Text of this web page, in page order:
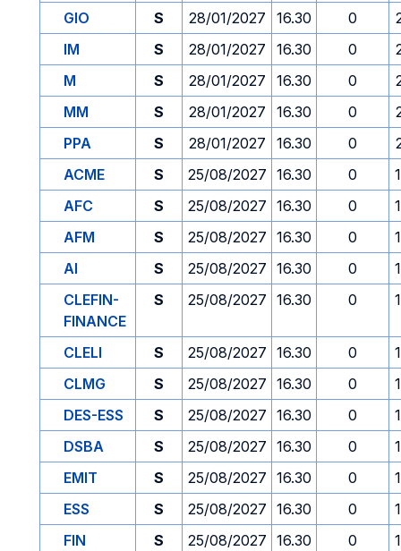
GIO
S 28/01/2027 16.30 0
IM
S 28/01/2027 16.30 0
M
S 28/01/2027 16.30 0
MM
S 28/01/2027 16.30 0
PPA
S 28/01/2027 16.30 0
ACME
S 25/08/2027 16.30 0
AFC
S 25/08/2027 16.30 0
AFM
S 25/08/2027 16.30 0
AI
S 25/08/2027 16.30 0
CLEFIN-
FINANCE
S 25/08/2027 16.30 0
CLELI S 25/08/2027 16.30 0
CLMG
S 25/08/2027 16.30 0
DES-ESS
S 25/08/2027 16.30 0
DSBA
S 25/08/2027 16.30 0
EMIT
S 25/08/2027 16.30 0
ESS
S 25/08/2027 16.30 0
FIN
S 25/08/2027 16.30 0